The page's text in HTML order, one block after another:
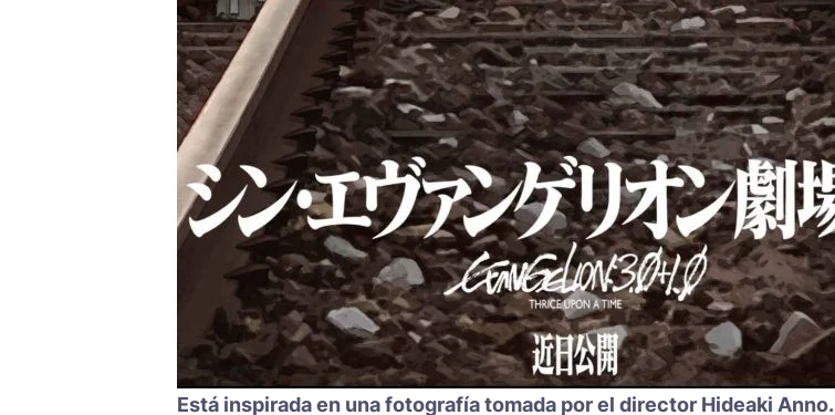
Está inspirada en una fotografía tomada por el director Hideaki Anno.